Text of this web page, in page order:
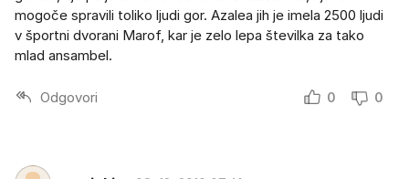
mogoče spravili toliko ljudi gor. Azalea jih je imela 2500 ljudi
v športni dvorani Marof, kar je zelo lepa številka za tako
mlad ansambel.
Odgovori 0 0